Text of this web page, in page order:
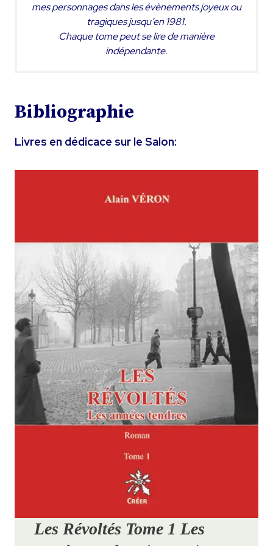
mes personnages dans les évènements joyeux ou
tragiques jusqu’en 1981.
Chaque tome peut se lire de manière
indépendante.
Bibliographie
Livres en dédicace sur le Salon:
Les Révoltés Tome 1 Les